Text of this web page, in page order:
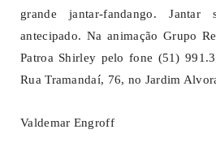
grande jantar-fandango. Jantar
antecipado. Na animação Grupo
Patroa Shirley pelo fone (51)
Rua Tramandaí, 76, no Jardim
Valdemar Engroff